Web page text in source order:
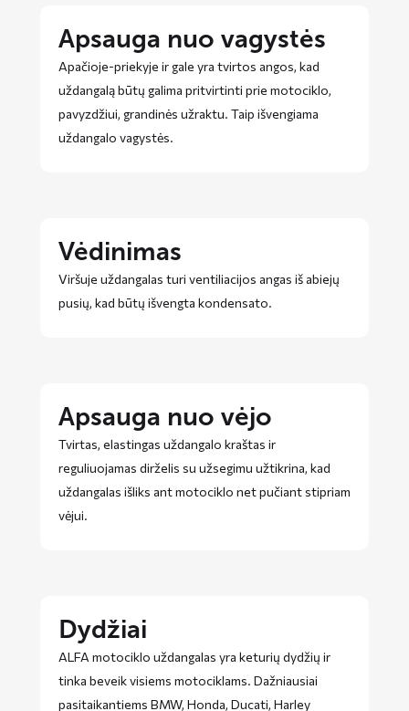
Apsauga nuo vagystės
Apačioje-priekyje ir gale yra tvirtos angos, kad
uždangalą būtų galima pritvirtinti prie motociklo,
pavyzdžiui, grandinės užraktu. Taip išvengiama
uždangalo vagystės.
Vėdinimas
Viršuje uždangalas turi ventiliacijos angas iš abiejų
pusių, kad būtų išvengta kondensato.
Apsauga nuo vėjo
Tvirtas, elastingas uždangalo kraštas ir
reguliuojamas dirželis su užsegimu užtikrina, kad
uždangalas išliks ant motociklo net pučiant stipriam
vėjui.
Dydžiai
ALFA motociklo uždangalas yra keturių dydžių ir
tinka beveik visiems motociklams. Dažniausiai
pasitaikantiems BMW, Honda, Ducati, Harley